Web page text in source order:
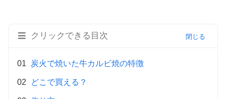
クリックできる目次
炭火で焼いた牛カルビ焼の特徴
どこで買える？